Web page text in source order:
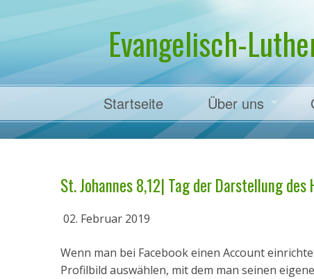
Evangelisch-
Startseite
Über uns
Pfarrer Dr.
St. Johannes 8,12| Tag der Darstellung
02. Februar 2019
Wenn man bei Facebook einen Account
Profilbild auswählen, mit dem man seinen